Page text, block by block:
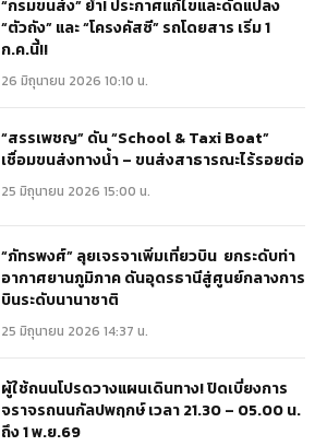
“กรมขนส่ง” ย้ำ! ประกาศแก้ไขและดัดแปลง
“ตัวถัง” และ “โครงคัสซี” รถโดยสาร เริ่ม 1
ก.ค.นี้!!
26 มิถุนายน 2026 10:10 น.
“สรรเพชญ” ดัน “School & Taxi Boat”
เชื่อมขนส่งทางน้ำ – ขนส่งสาธารณะไร้รอยต่อ
25 มิถุนายน 2026 15:00 น.
“ภัทรพงศ์” ลุยเจรจาเพิ่มเที่ยวบิน ยกระดับท่า
อากาศยานภูมิภาค ดันอุดรธานีสู่ศูนย์กลางการ
บินระดับนานาชาติ
25 มิถุนายน 2026 14:37 น.
ผู้ใช้ถนนโปรดวางแผนเดินทาง! ปิดเบี่ยงการ
จราจรถนนกัลปพฤกษ์ เวลา 21.30 – 05.00 น.
ถึง 1 พ.ย.69